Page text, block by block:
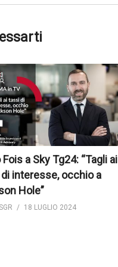
Fois a Sky Tg24: “Tagli ai
interesse, occhio a
Hole”
18 LUGLIO 2024